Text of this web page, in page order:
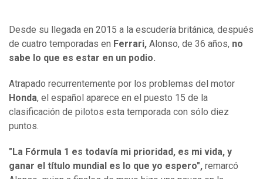
Desde su llegada en 2015 a la escudería británica, después
de cuatro temporadas en Ferrari, Alonso, de 36 años, no
sabe lo que es estar en un podio.
Atrapado recurrentemente por los problemas del motor
Honda, el español aparece en el puesto 15 de la
clasificación de pilotos esta temporada con sólo diez
puntos.
"La Fórmula 1 es todavía mi prioridad, es mi vida, y
ganar el título mundial es lo que yo espero", remarcó